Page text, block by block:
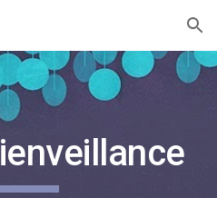
Skip to navigation